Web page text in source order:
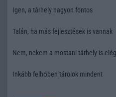
Igen, a tárhely nagyon fontos
Talán, ha más fejlesztések is vannak
Nem, nekem a mostani tárhely is elég
Inkább felhőben tárolok mindent